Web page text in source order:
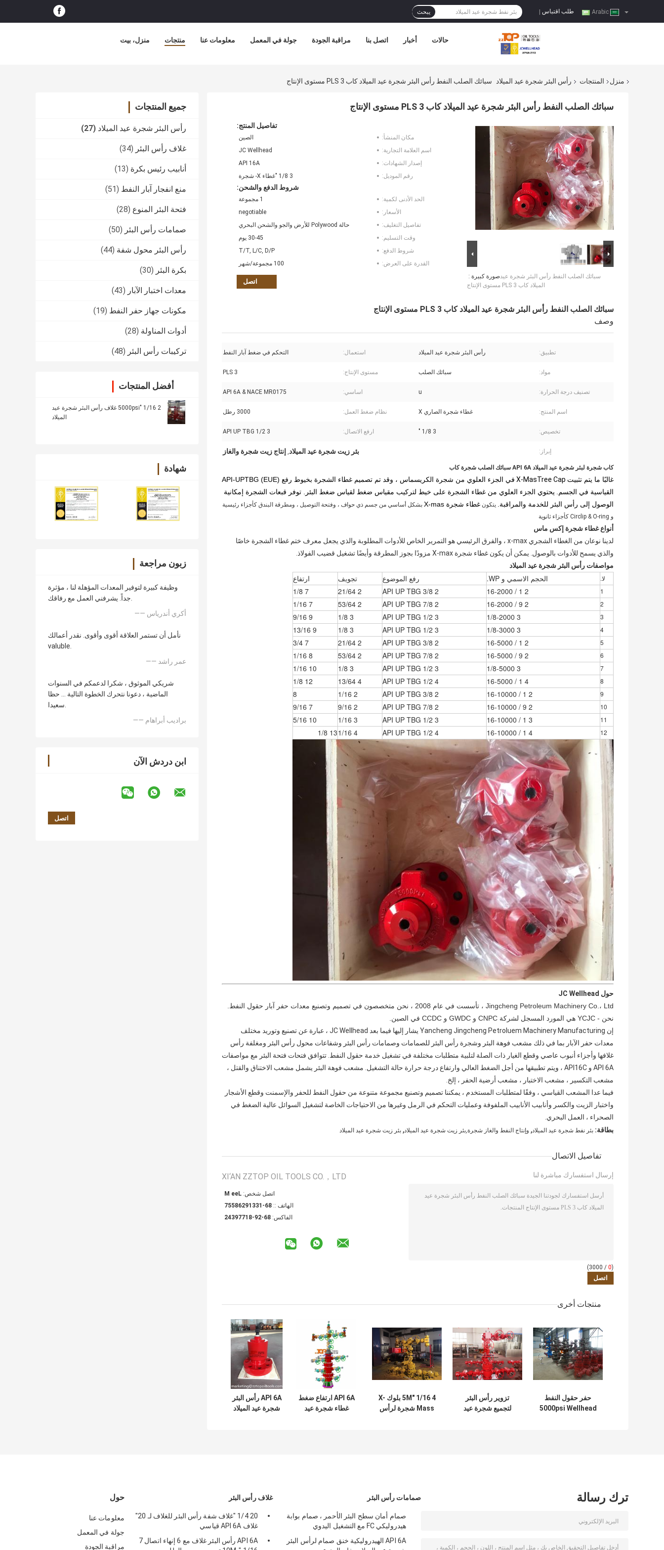
طلب اقتباس يبحث
منزل، بيت منتجات معلومات عنا جولة في المعمل مراقبة الجودة اتصل بنا أخبار حالات
منزل المنتجات رأس البئر شجرة عيد الميلاد سبائك الصلب النفط رأس البئر شجرة عيد الميلاد كاب PLS 3 مستوى الإنتاج
جميع المنتجات
رأس البئر شجرة عيد الميلاد (27)
غلاف رأس البئر (34)
أنابيب رئيس بكرة (13)
منع انفجار آبار النفط (51)
فتحة البئر المنوع (28)
صمامات رأس البئر (50)
رأس البئر محول شفة (44)
بكرة البئر (30)
معدات اختبار الآبار (43)
مكونات جهاز حفر النفط (19)
أدوات المناولة (28)
تركيبات رأس البئر (48)
أفضل المنتجات
2 1/16 "5000psi غلاف رأس البئر شجرة عيد
الميلاد
شهادة
زبون مراجعة
وظيفة كبيرة لتوفير المعدات المؤهلة لنا ، مؤثرة
جداً. يشرفني العمل مع رفاقك.
—— أكري أندرياس
نأمل أن تستمر العلاقة أقوى وأقوى. نقدر أعمالك
valuble.
—— عمر راشد
شريكي الموثوق ، شكرا لدعمكم في السنوات
الماضية ، دعونا نتحرك الخطوة التالية ... حظا
سعيدا.
—— براديب أبراهام
ابن دردش الآن
سبائك الصلب النفط رأس البئر شجرة عيد الميلاد كاب PLS 3 مستوى الإنتاج
صورة كبيرة :سبائك الصلب النفط رأس البئر شجرة عيد
الميلاد كاب PLS 3 مستوى الإنتاج
تفاصيل المنتج:
مكان المنشأ:
الصين
اسم العلامة التجارية:
JC Wellhead
إصدار الشهادات:
API 16A
رقم الموديل:
3 1/8 "غطاء X- شجرة
شروط الدفع والشحن:
الحد الأدنى لكمية:
1 مجموعة
الأسعار:
negotiable
تفاصيل التغليف:
حالة Polywood للأرض والجو والشحن البحري
وقت التسليم:
30-45 يوم
شروط الدفع:
T/T, L/C, D/P
القدرة على العرض:
100 مجموعة/شهر
اتصل
سبائك الصلب النفط رأس البئر شجرة عيد الميلاد كاب PLS 3 مستوى الإنتاج
وصف
تطبيق: رأس البئر شجرة عيد الميلاد استعمال: التحكم في ضغط آبار النفط
مواد: سبائك الصلب مستوى الإنتاج: PLS 3
تصنيف درجة الحرارة: u اساسي: API 6A & NACE MR0175
اسم المنتج: غطاء شجرة الصاري X نظام ضغط العمل: 3000 رطل
تخصيص: 3 1/8 " ارفع الاتصال: 3 1/2 API UP TBG
إبراز: بئر زيت شجرة عيد الميلاد, إنتاج زيت شجرة والغاز
كاب شجرة لبئر شجرة عيد الميلاد API 6A سبائك الصلب شجرة كاب
غالبًا ما يتم تثبيت
في الجزء العلوي من شجرة الكريسماس ، وقد تم تصميم غطاء الشجرة بخيوط رفع API-UPTBG (EUE)
القياسية في الجسم. يحتوي الجزء العلوي من غطاء الشجرة على خيط لتركيب مقياس ضغط لقياس ضغط البئر. توفر قبعات الشجرة إمكانية
الوصول إلى رأس البئر للخدمة والمراقبة. يتكون غطاء شجرة X-mas
بشكل أساسي من جسم ذي حواف ، وفتحة التوصيل ، ومطرقة البندق كأجزاء رئيسية
و Circlip & O-ring كأجزاء ثانوية
أنواع غطاء شجرة إكس ماس
لدينا نوعان من الغطاء الشجري x-max ، والفرق الرئيسي هو التمرير الخاص للأدوات المطلوبة والذي يجعل معرف ختم غطاء الشجرة خاصًا
والذي يسمح للأدوات بالوصول. يمكن أن يكون غطاء شجرة X-max مزودًا بجوز المطرقة وأيضًا تشغيل قضيب الفولاذ.
مواصفات رأس البئر شجرة عيد الميلاد
لا. الحجم الاسمي و WP. رفع الموضوع تجويف ارتفاع
1
2 1 / 16-2000
2 3/8 API UP TBG
2 21/64
7 1/8
2
2 9 / 16-2000
2 7/8 API UP TBG
2 53/64
7 1/16
3
3 1/8-2000
3 1/2 API UP TBG
3 1/8
9 9/16
4
3 1/8-3000
3 1/2 API UP TBG
3 1/8
9 13/16
5
2 1 / 16-5000
2 3/8 API UP TBG
2 21/64
7 3/4
6
2 9 / 16-5000
2 7/8 API UP TBG
2 53/64
8 1/16
7
3 1/8-5000
3 1/2 API UP TBG
3 1/8
10 1/16
8
4 1 / 16-5000
4 1/2 API UP TBG
4 13/64
12 1/8
9
2 1 / 16-10000
2 3/8 API UP TBG
2 1/16
8
10
2 9 / 16-10000
2 7/8 API UP TBG
2 9/16
7 9/16
11
3 1 / 16-10000
3 1/2 API UP TBG
3 1/16
10 5/16
12
4 1 / 16-10000
4 1/2 API UP TBG
4 1/16
13 1/8
حول JC Wellhead
Jingcheng Petroleum Machinery Co.، Ltd ، تأسست في عام 2008 ، نحن متخصصون في تصميم وتصنيع معدات حفر آبار حقول النفط.
نحن - YCJC هي المورد المسجل لشركة CNPC و GWDC و CCDC في الصين.
إن Yancheng Jingcheng Petroluem Machinery Manufacturing يشار إليها فيما بعد JC Wellhead ، عبارة عن تصنيع وتوريد مختلف
معدات حفر الآبار بما في ذلك مشعب فوهة البئر وشجرة رأس البئر للصمامات وصمامات رأس البئر وشفاعات محول رأس البئر ومغلفة رأس
غلافها وأجزاء أنبوب عاصي وقطع الغيار ذات الصلة لتلبية متطلبات مختلفة في تشغيل خدمة حقول النفط. تتوافق فتحات فتحة البئر مع مواصفات
API 6A و API16C ، ويتم تطبيقها من أجل الضغط العالي وارتفاع درجة حرارة حالة التشغيل.
مشعب فوهة البئر يشمل مشعب الاختناق والقتل ،
مشعب التكسير ، مشعب الاختبار ، مشعب أرضية الحفر ، إلخ.
فيما عدا المشعب القياسي ، وفقًا لمتطلبات المستخدم ، يمكننا تصميم وتصنيع مجموعة متنوعة من حقول النفط للحفر والإسمنت وقطع الأشجار
واختبار الزيت والكسر وأنابيب الأنابيب الملفوفة وعمليات التحكم في الرمل وغيرها من الاحتياجات الخاصة لتشغيل السوائل عالية الضغط في
الصحراء ، العمل البحري.
بطاقة: بئر نفط شجرة عيد الميلاد, وإنتاج النفط والغاز شجرة,بئر زيت شجرة عيد الميلاد, بئر زيت شجرة عيد الميلاد
تفاصيل الاتصال
XI‘AN ZZTOP OIL TOOLS CO.，LTD
اتصل شخص: Lee M
الهاتف :: 86-13319268557
الفاكس: 86-29-81779342
إرسال استفسارك مباشرة لنا
(
0
/ 3000)
منتجات أخرى
حفر حقول النفط
5000psi Wellhead
تزوير رأس البئر
لتجميع شجرة عيد
4 1/16 "5M بلوك X-
Mass شجرة لرأس
API 6A ارتفاع ضغط
غطاء شجرة عيد
API 6A رأس البئر
شجرة عيد الميلاد
حول
معلومات عنا
جولة في المعمل
مراقبة الجودة
غلاف رأس البئر
20 1/4 "غلاف شفة رأس البئر للغلاف لـ 20"
غلاف API 6A قياسي
API 6A رأس البئر غلاف مع 6 إنهاء اتصال 7
صمامات رأس البئر
صمام أمان سطح البئر الأحمر ، صمام بوابة
هيدروليكي FC مع التشغيل اليدوي
API 6A الهيدروليكية خنق صمام لرأس البئر
ترك رسالة